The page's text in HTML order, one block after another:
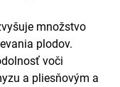
množstvo
plodov.
voči
a pliesňovým a